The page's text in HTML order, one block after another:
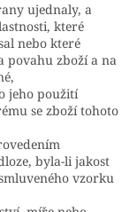
ujednaly, a
které
nebo které
povahu zboží a na
jeho použití
se zboží tohoto
byla-li jakost
vzorku